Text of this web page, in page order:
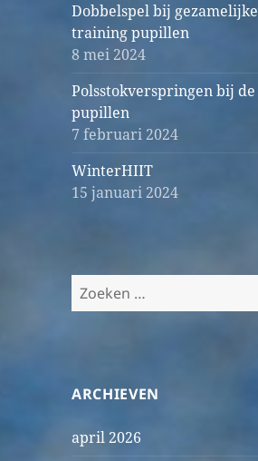
Dobbelspel bij gezamelijke
training pupillen
8 mei 2024
Polsstokverspringen bij de
pupillen
7 februari 2024
WinterHIIT
15 januari 2024
Zoeken
naar:
ARCHIEVEN
april 2026